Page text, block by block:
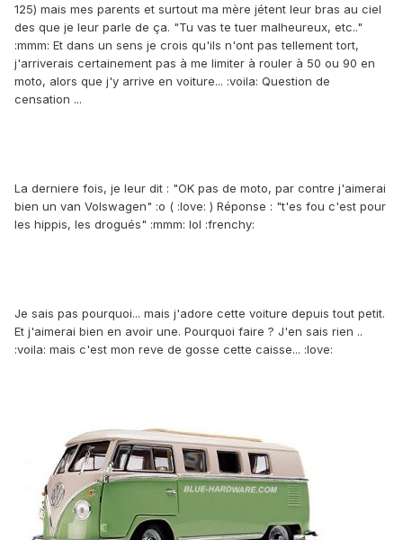
125) mais mes parents et surtout ma mère jétent leur bras au ciel
des que je leur parle de ça. "Tu vas te tuer malheureux, etc.."
:mmm: Et dans un sens je crois qu'ils n'ont pas tellement tort,
j'arriverais certainement pas à me limiter à rouler à 50 ou 90 en
moto, alors que j'y arrive en voiture... :voila: Question de
censation ...
La derniere fois, je leur dit : "OK pas de moto, par contre j'aimerai
bien un van Volswagen" :o ( :love: ) Réponse : "t'es fou c'est pour
les hippis, les drogués" :mmm: lol :frenchy:
Je sais pas pourquoi... mais j'adore cette voiture depuis tout petit.
Et j'aimerai bien en avoir une. Pourquoi faire ? J'en sais rien ..
:voila: mais c'est mon reve de gosse cette caisse... :love: